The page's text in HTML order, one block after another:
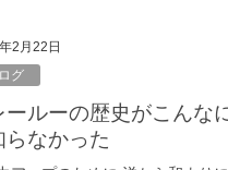
2月22日
グ
らなかった